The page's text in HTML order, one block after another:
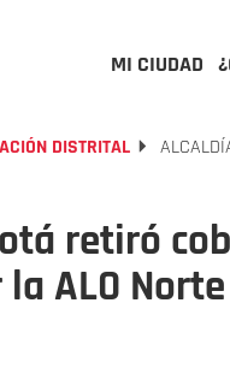
MI CIUDAD
DISTRITAL
retiró
ALO Norte